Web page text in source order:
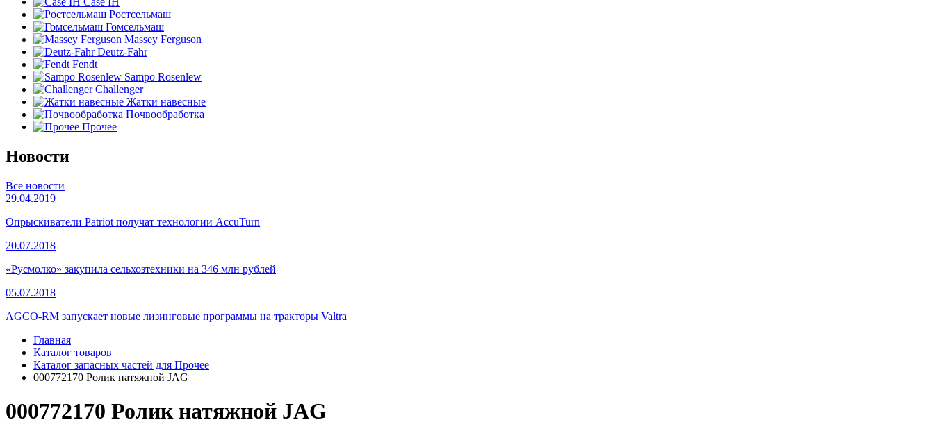
Ростсельмаш
Гомсельмаш
Massey Ferguson
Deutz-Fahr
Fendt
Sampo Rosenlew
Challenger
Жатки навесные
Почвообработка
Прочее
Новости
Все новости
29.04.2019
Опрыскиватели Patriot получат технологии AccuTurn
20.07.2018
«Русмолко» закупила сельхозтехники на 346 млн рублей
05.07.2018
AGCO-RM запускает новые лизинговые программы на тракторы Valtra
Главная
Каталог товаров
Каталог запасных частей для Прочее
000772170 Ролик натяжной JAG
000772170 Ролик натяжной JAG